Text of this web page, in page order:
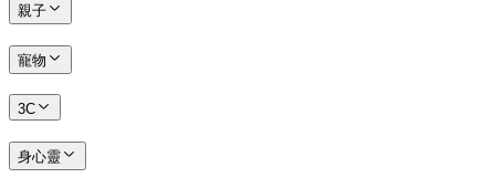
親子
寵物
3C
身心靈